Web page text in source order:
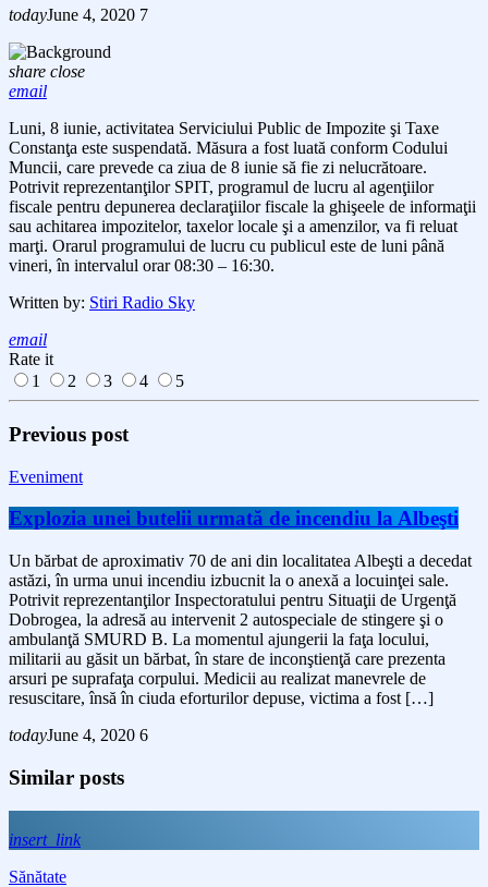
todayJune 4, 2020 7
share close
email
Luni, 8 iunie, activitatea Serviciului Public de Impozite şi Taxe
Constanţa este suspendată. Măsura a fost luată conform Codului
Muncii, care prevede ca ziua de 8 iunie să fie zi nelucrătoare.
Potrivit reprezentanţilor SPIT, programul de lucru al agenţiilor
fiscale pentru depunerea declaraţiilor fiscale la ghişeele de informaţii
sau achitarea impozitelor, taxelor locale şi a amenzilor, va fi reluat
marţi. Orarul programului de lucru cu publicul este de luni până
vineri, în intervalul orar 08:30 – 16:30.
Written by: Stiri Radio Sky
email
Rate it
1
2 3 4 5
Previous post
Eveniment
Explozia unei butelii urmată de incendiu la Albeşti
Un bărbat de aproximativ 70 de ani din localitatea Albeşti a decedat
astăzi, în urma unui incendiu izbucnit la o anexă a locuinţei sale.
Potrivit reprezentanţilor Inspectoratului pentru Situaţii de Urgenţă
Dobrogea, la adresă au intervenit 2 autospeciale de stingere şi o
ambulanţă SMURD B. La momentul ajungerii la faţa locului,
militarii au găsit un bărbat, în stare de inconştienţă care prezenta
arsuri pe suprafaţa corpului. Medicii au realizat manevrele de
resuscitare, însă în ciuda eforturilor depuse, victima a fost […]
todayJune 4, 2020 6
Similar posts
insert_link
Sănătate